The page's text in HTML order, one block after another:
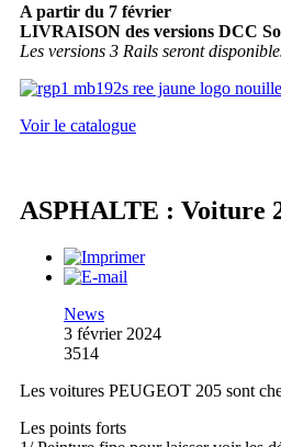
A partir du 7 février
LIVRAISON des versions DCC
Les versions 3 Rails seront
Voir le catalogue
ASPHALTE : Voiture
News
3 février 2024
3514
Les voitures PEUGEOT 205 sont
Les points forts